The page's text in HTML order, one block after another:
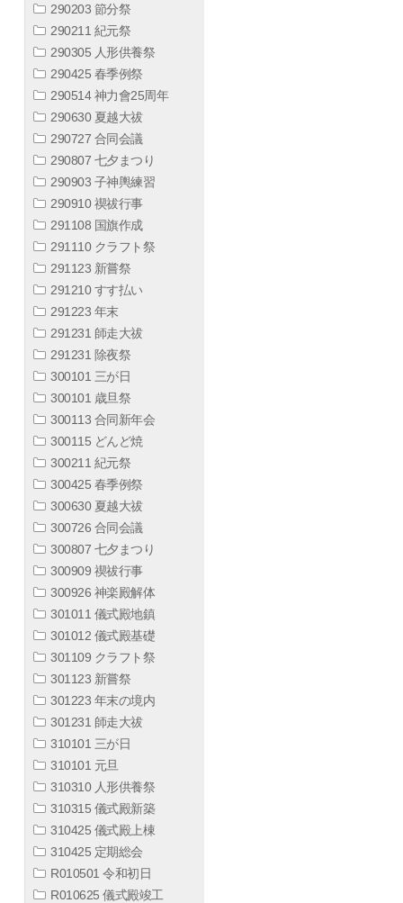
290203 節分祭
290211 紀元祭
290305 人形供養祭
290425 春季例祭
290514 神力會25周年
290630 夏越大祓
290727 合同会議
290807 七夕まつり
290903 子神輿練習
290910 禊祓行事
291108 国旗作成
291110 クラフト祭
291123 新嘗祭
291210 すす払い
291223 年末
291231 師走大祓
291231 除夜祭
300101 三が日
300101 歳旦祭
300113 合同新年会
300115 どんど焼
300211 紀元祭
300425 春季例祭
300630 夏越大祓
300726 合同会議
300807 七夕まつり
300909 禊祓行事
300926 神楽殿解体
301011 儀式殿地鎮
301012 儀式殿基礎
301109 クラフト祭
301123 新嘗祭
301223 年末の境内
301231 師走大祓
310101 三が日
310101 元旦
310310 人形供養祭
310315 儀式殿新築
310425 儀式殿上棟
310425 定期総会
R010501 令和初日
R010625 儀式殿竣工